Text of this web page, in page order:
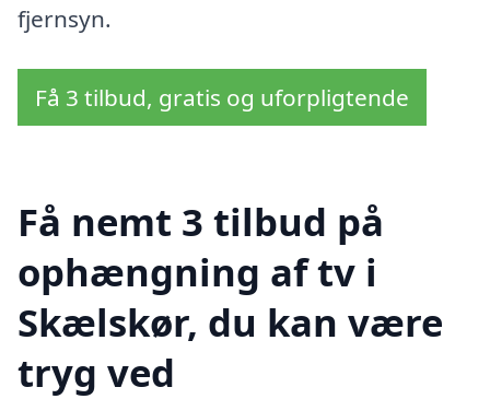
fjernsyn.
Få 3 tilbud, gratis og uforpligtende
Få nemt 3 tilbud på
ophængning af tv i
Skælskør, du kan være
tryg ved